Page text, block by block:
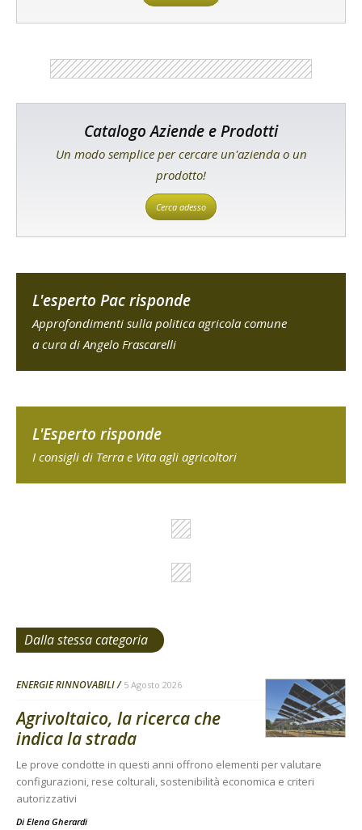
Catalogo Aziende e Prodotti
Un modo semplice per cercare un'azienda o un
prodotto!
Cerca adesso
L'esperto Pac risponde
Approfondimenti sulla politica agricola comune
a cura di Angelo Frascarelli
L'Esperto risponde
I consigli di Terra e Vita agli agricoltori
Dalla stessa categoria
ENERGIE RINNOVABILI 5 Agosto 2026
Agrivoltaico, la ricerca che
indica la strada
Le prove condotte in questi anni offrono elementi per valutare
configurazioni, rese colturali, sostenibilità economica e criteri
autorizzativi
Di Elena Gherardi